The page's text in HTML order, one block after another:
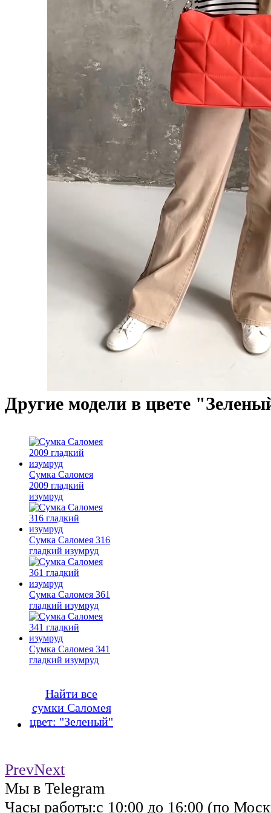
Другие модели в цвете
Сумка Саломея
2009 гладкий
изумруд
Сумка Саломея 316
гладкий изумруд
Сумка Саломея 361
гладкий изумруд
Сумка Саломея 341
гладкий изумруд
Найти все
сумки Саломея
цвет: "Зеленый"
PrevNext
Мы в Telegram
Часы работы:с 10:00 до 16:00 (по